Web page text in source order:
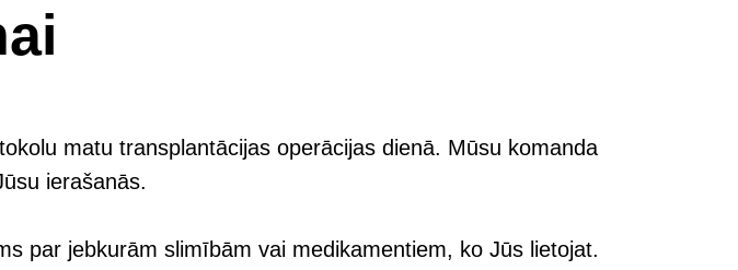
matu transplantācijas operācijas dienā. Mūsu komanda
ierašanās.
par jebkurām slimībām vai medikamentiem, ko Jūs lietojat.